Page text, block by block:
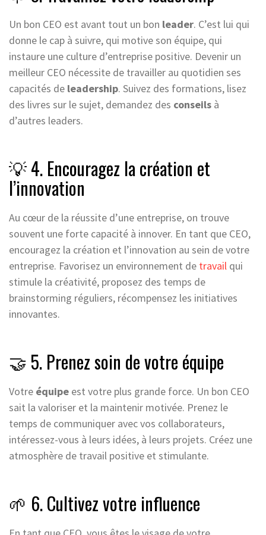
Un bon CEO est avant tout un bon leader. C’est lui qui
donne le cap à suivre, qui motive son équipe, qui
instaure une culture d’entreprise positive. Devenir un
meilleur CEO nécessite de travailler au quotidien ses
capacités de leadership. Suivez des formations, lisez
des livres sur le sujet, demandez des conseils à
d’autres leaders.
💡 4. Encouragez la création et
l’innovation
Au cœur de la réussite d’une entreprise, on trouve
souvent une forte capacité à innover. En tant que CEO,
encouragez la création et l’innovation au sein de votre
entreprise. Favorisez un environnement de travail qui
stimule la créativité, proposez des temps de
brainstorming réguliers, récompensez les initiatives
innovantes.
🤝 5. Prenez soin de votre équipe
Votre équipe est votre plus grande force. Un bon CEO
sait la valoriser et la maintenir motivée. Prenez le
temps de communiquer avec vos collaborateurs,
intéressez-vous à leurs idées, à leurs projets. Créez une
atmosphère de travail positive et stimulante.
🌱 6. Cultivez votre influence